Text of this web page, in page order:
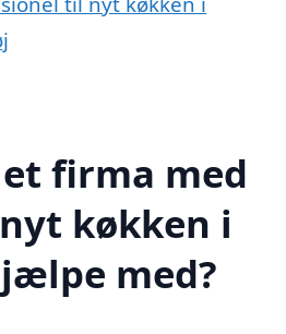
firma med
køkken i
med?